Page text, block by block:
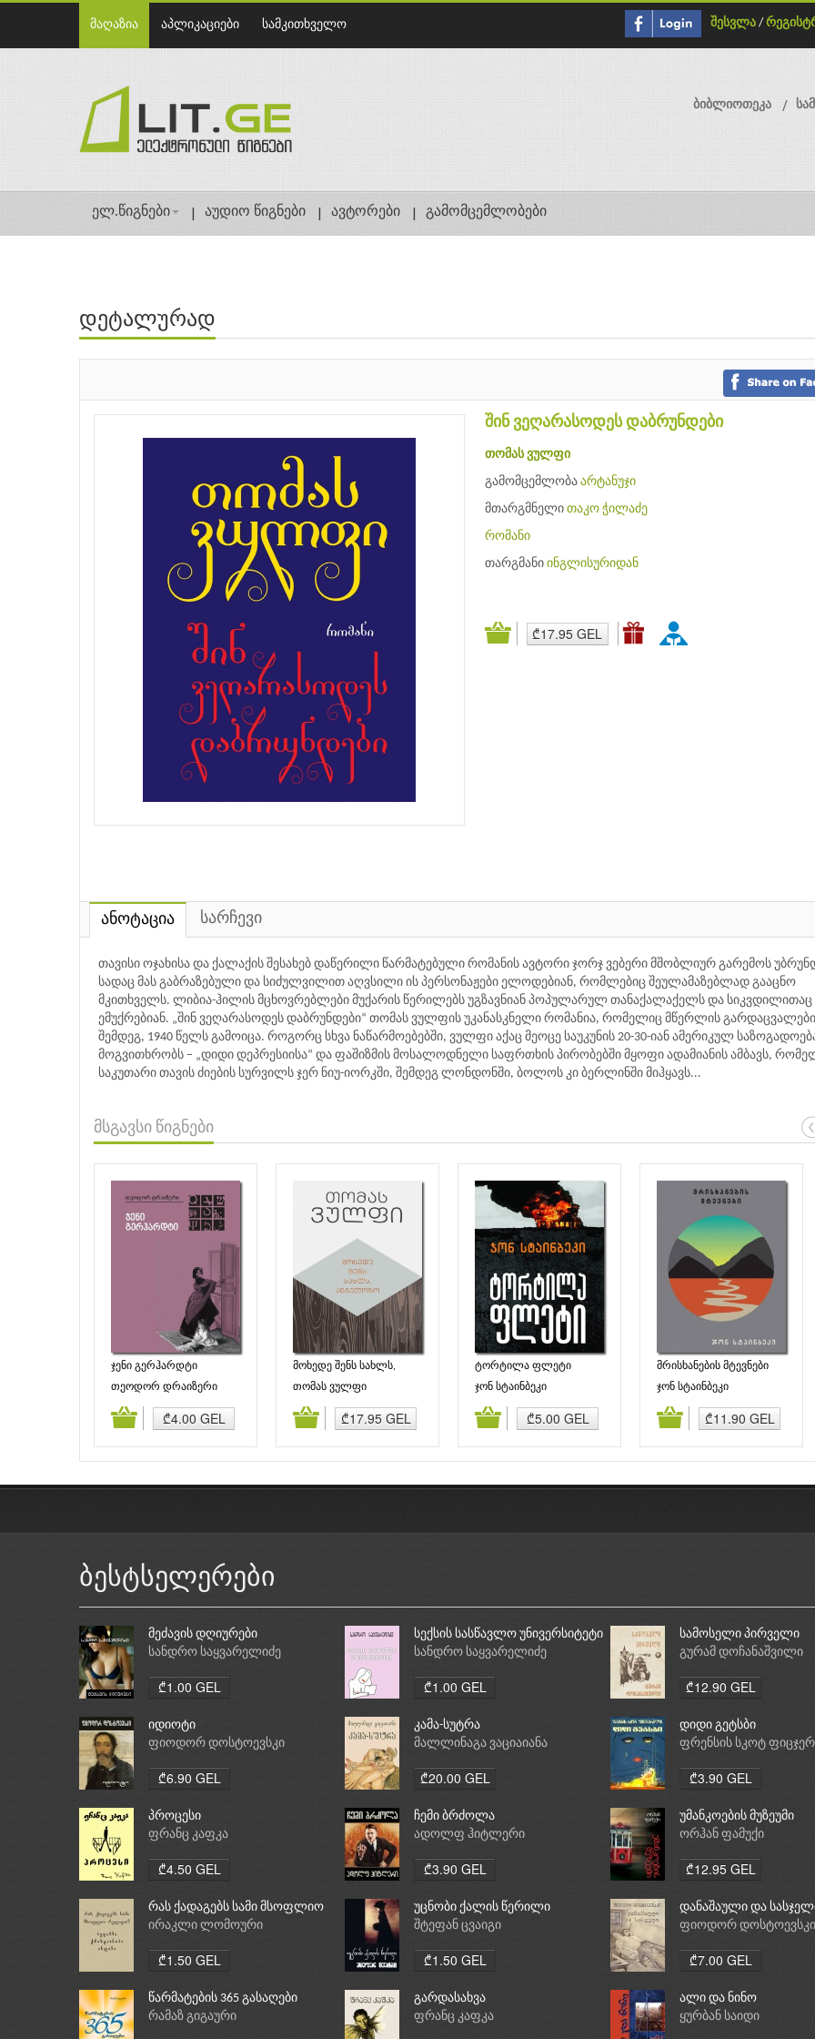
მაღაზია აპლიკაციები სამკითხველო შესვლა /
ბიბლიოთეკა
ელ.წიგნები აუდიო წიგნები ავტორები გამომცემლობები
დეტალურად
შინ ვეღარასოდეს დაბრუნდები
თომას ვულფი
გამომცემლობა არტანუჯი
მთარგმნელი თაკო ჭილაძე
რომანი
თარგმანი ინგლისურიდან
₾17.95 GEL
ანოტაცია სარჩევი
თავისი ოჯახისა და ქალაქის შესახებ დაწერილი წარმატებული რომანის ავტორი ჯორჯ ვებერი მშობლიურ გარემოს
სადაც მას გაბრაზებული და სიძულვილით აღვსილი ის პერსონაჟები ელოდებიან, რომლებიც შეულამაზებლად გააცნო
მკითხველს. ლიბია-ჰილის მცხოვრებლები მუქარის წერილებს უგზავნიან პოპულარულ თანაქალაქელს და სიკვდილითაც
ემუქრებიან. „შინ ვეღარასოდეს დაბრუნდები“ თომას ვულფის უკანასკნელი რომანია, რომელიც მწერლის
შემდეგ, 1940 წელს გამოიცა. როგორც სხვა ნაწარმოებებში, ვულფი აქაც მეოცე საუკუნის 20-30-იან ამერიკულ
მოგვითხრობს – „დიდი დეპრესიისა“ და ფაშიზმის მოსალოდნელი საფრთხის პირობებში მყოფი ადამიანის ამბავს,
საკუთარი თავის ძიების სურვილს ჯერ ნიუ-იორკში, შემდეგ ლონდონში, ბოლოს კი ბერლინში მიჰყავს...
მსგავსი წიგნები
ჯენი გერჰარდტი
თეოდორ დრაიზერი
₾4.00 GEL
მოხედე შენს სახლს,
ანგელოზო
თომას ვულფი
₾17.95 GEL
ტორტილა ფლეტი
ჯონ სტაინბეკი
₾5.00 GEL
მრისხანების მტევნები
ჯონ სტაინბეკი
₾11.90 GEL
კალათაში დამატება კალათაში დამატება კალათაში დამატება კალათაში დამატება
ბესტსელერები
მეძავის დღიურები
სანდრო საყვარელიძე
₾1.00 GEL
სექსის სასწავლო უნივერსიტეტი
სანდრო საყვარელიძე
₾1.00 GEL
სამოსელი პირველი
გურამ დოჩანაშვილი
₾12.90 GEL
იდიოტი
ფიოდორ დოსტოევსკი
₾6.90 GEL
კამა-სუტრა
მალლინაგა ვაციაიანა
₾20.00 GEL
დიდი გეტსბი
ფრენსის სკოტ
₾3.90 GEL
პროცესი
ფრანც კაფკა
₾4.50 GEL
ჩემი ბრძოლა
ადოლფ ჰიტლერი
₾3.90 GEL
უმანკოების მუზეუმი
ორჰან ფამუქი
₾12.95 GEL
რას ქადაგებს სამი მსოფლიო
რელიგია: ბუდიზმი,
ირაკლი ლომოური
₾1.50 GEL
უცნობი ქალის წერილი
შტეფან ცვაიგი
₾1.50 GEL
დანაშაული და
ფიოდორ დოსტოევსკი
₾7.00 GEL
წარმატების 365 გასაღები
რამაზ გიგაური
გარდასახვა
ფრანც კაფკა
ალი და ნინო
ყურბან საიდი